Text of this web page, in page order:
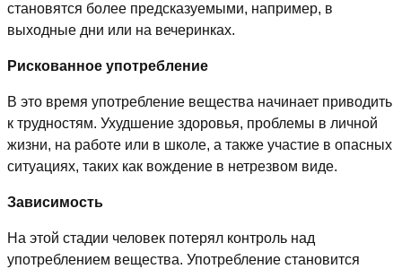
становятся более предсказуемыми, например, в
выходные дни или на вечеринках.
Рискованное употребление
В это время употребление вещества начинает приводить
к трудностям. Ухудшение здоровья, проблемы в личной
жизни, на работе или в школе, а также участие в опасных
ситуациях, таких как вождение в нетрезвом виде.
Зависимость
На этой стадии человек потерял контроль над
употреблением вещества. Употребление становится